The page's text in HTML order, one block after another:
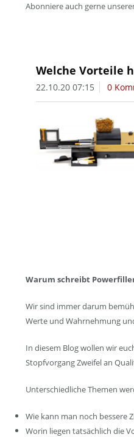
Abonniere auch gerne
Welche Vorteile
22.10.20 07:15 0
Warum schreibt
Wir sind immer darum
Werte und Wahrnehmung
In diesem Blog wollen wir
Stopfvorgang Zweifel an
Unterschiedliche Themen
Wie kann man noch bessere
Worin liegen tatsächlich die